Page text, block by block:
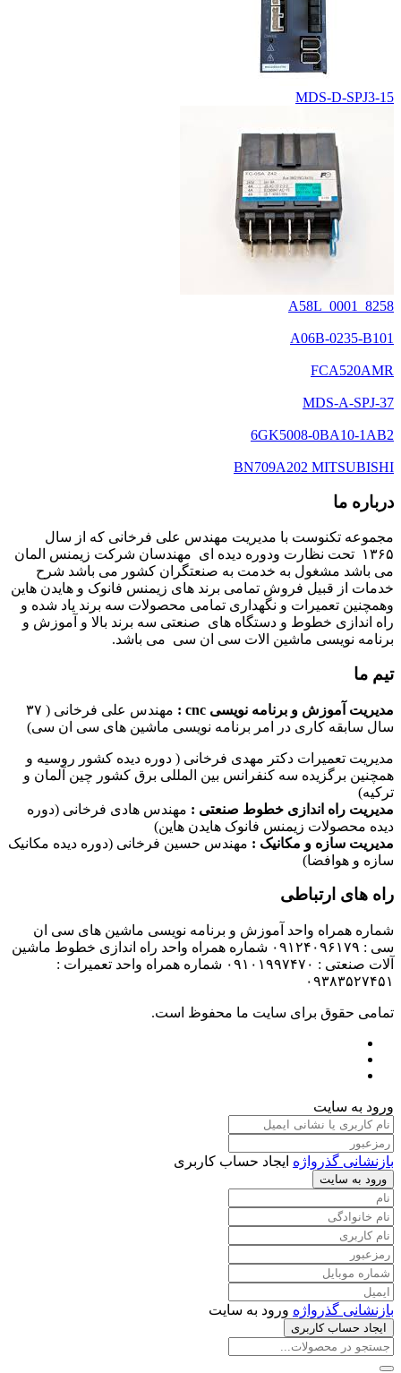
MDS-D-SPJ3-15
A58L_0001_8258
A06B-0235-B101
FCA520AMR
MDS-A-SPJ-37
6GK5008-0BA10-1AB2
BN709A202 MITSUBISHI
درباره ما
مجموعه تکنوست با مدیریت مهندس علی فرخانی که از سال
۱۳۶۵ تحت نظارت ودوره دیده ای مهندسان شرکت زیمنس المان
می باشد مشغول به خدمت به صنعتگران کشور می باشد شرح
خدمات از قبیل فروش تمامی برند های زیمنس فانوک و هایدن هاین
وهمچنین تعمیرات و نگهداری تمامی محصولات سه برند یاد شده و
راه اندازی خطوط و دستگاه های صنعتی سه برند بالا و آموزش و
برنامه نویسی ماشین الات سی ان سی می باشد.
تیم ما
مدیریت آموزش و برنامه نویسی cnc :
مهندس علی فرخانی ( ۳۷
سال سابقه کاری در امر برنامه نویسی ماشین های سی ان سی)
مدیریت تعمیرات دکتر مهدی فرخانی ( دوره دیده کشور روسیه و
همچنین برگزیده سه کنفرانس بین المللی برق کشور چین آلمان و
ترکیه)
مدیریت راه اندازی خطوط صنعتی : مهندس هادی فرخانی (دوره
دیده محصولات زیمنس فانوک هایدن هاین)
مدیریت سازه و مکانیک : مهندس حسین فرخانی (دوره دیده مکانیک
سازه و هوافضا)
راه های ارتباطی
شماره همراه واحد آموزش و برنامه نویسی ماشین های سی ان
سی : ۰۹۱۲۴۰۹۶۱۷۹ شماره همراه واحد راه اندازی خطوط ماشین
آلات صنعتی : ۰۹۱۰۱۹۹۷۴۷۰ شماره همراه واحد تعمیرات :
۰۹۳۸۳۵۲۷۴۵۱
تمامی حقوق برای سایت ما محفوظ است.
ورود به سایت
بازنشانی گذرواژه ایجاد حساب کاربری
ورود به سایت
بازنشانی گذرواژه ورود به سایت
ایجاد حساب کاربری